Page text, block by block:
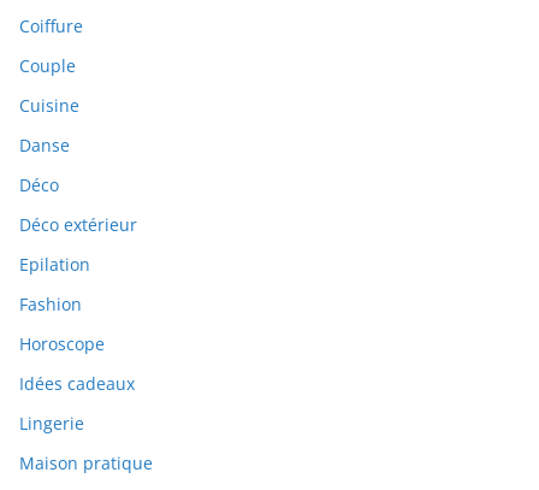
Coiffure
Couple
Cuisine
Danse
Déco
Déco extérieur
Epilation
Fashion
Horoscope
Idées cadeaux
Lingerie
Maison pratique